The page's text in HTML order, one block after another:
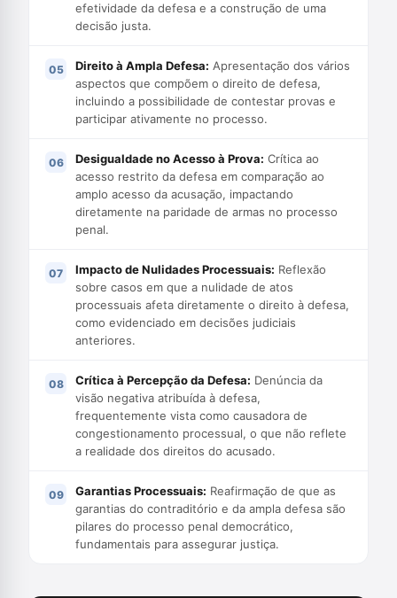
efetividade da defesa e a construção de uma
decisão justa.
Direito à Ampla Defesa: Apresentação dos vários
aspectos que compõem o direito de defesa,
incluindo a possibilidade de contestar provas e
participar ativamente no processo.
Desigualdade no Acesso à Prova: Crítica ao
acesso restrito da defesa em comparação ao
amplo acesso da acusação, impactando
diretamente na paridade de armas no processo
penal.
Impacto de Nulidades Processuais: Reflexão
sobre casos em que a nulidade de atos
processuais afeta diretamente o direito à defesa,
como evidenciado em decisões judiciais
anteriores.
Crítica à Percepção da Defesa: Denúncia da
visão negativa atribuída à defesa,
frequentemente vista como causadora de
congestionamento processual, o que não reflete
a realidade dos direitos do acusado.
Garantias Processuais: Reafirmação de que as
garantias do contraditório e da ampla defesa são
pilares do processo penal democrático,
fundamentais para assegurar justiça.